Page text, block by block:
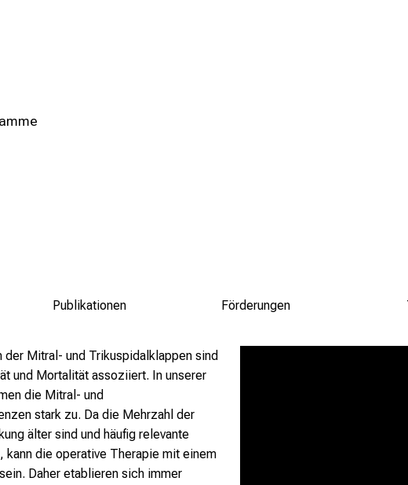
Publikationen Förderungen
Mitral- und Trikuspidalklappen sind
und Mortalität assoziiert. In unserer
die Mitral- und
stark zu. Da die Mehrzahl der
älter sind und häufig relevante
kann die operative Therapie mit einem
Daher etablieren sich immer